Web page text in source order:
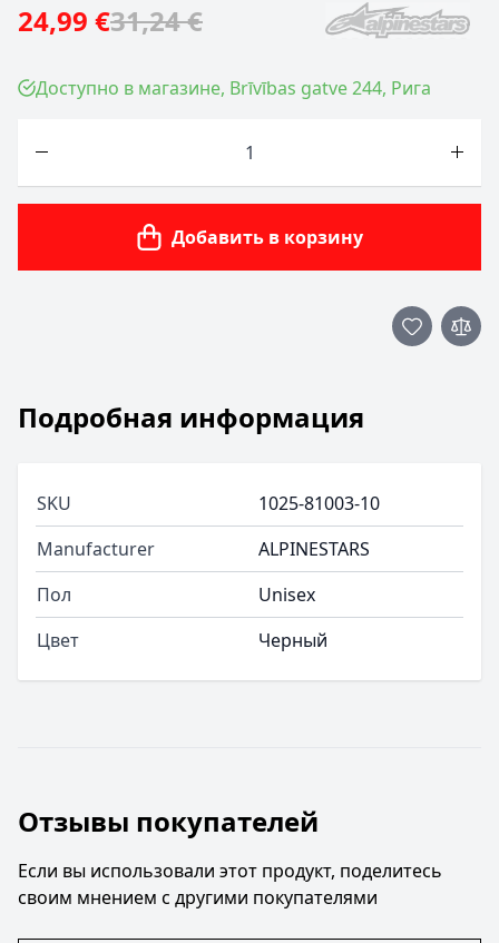
24,99 €31,24 €
Доступно в магазине, Brīvības gatve 244, Рига
Добавить в корзину
Подробная информация
SKU
1025-81003-10
Manufacturer
ALPINESTARS
Пол
Unisex
Цвет
Черный
Отзывы покупателей
Если вы использовали этот продукт, поделитесь
своим мнением с другими покупателями